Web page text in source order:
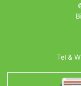
Tel &